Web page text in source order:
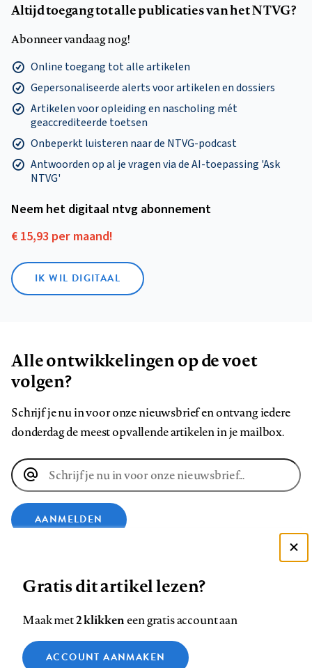
Altijd toegang tot alle publicaties van het NTVG?
Abonneer vandaag nog!
Online toegang tot alle artikelen
Gepersonaliseerde alerts voor artikelen en dossiers
Artikelen voor opleiding en nascholing mét
geaccrediteerde toetsen
Onbeperkt luisteren naar de NTVG-podcast
Antwoorden op al je vragen via de AI-toepassing 'Ask
NTVG'
Neem het digitaal ntvg abonnement
€ 15,93 per maand!
IK WIL DIGITAAL
Alle ontwikkelingen op de voet
volgen?
Schrijf je nu in voor onze nieuwsbrief en ontvang iedere
donderdag de meest opvallende artikelen in je mailbox.
E-
mailadres
AANMELDEN
op
op
op
ons
op
Contact Colofon Disclaimer Privacy
Zie onze cookie policy
Gratis dit artikel lezen?
Maak met2 klikkeneen gratis account aan
ACCOUNT AANMAKEN